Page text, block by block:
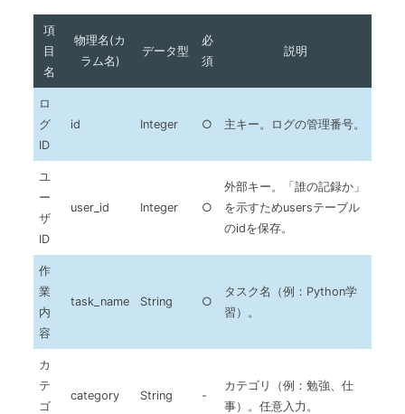
項
目
名
物理名(カ
ラム名)
データ型
必
須
説明
ロ
グ
ID
id Integer ○ 主キー。ログの管理番号。
ユ
ー
ザ
ID
user_id Integer ○
外部キー。「誰の記録か」
を示すためusersテーブル
のidを保存。
作
業
内
容
task_name String ○
タスク名（例：Python学
習）。
カ
テ
ゴ
category String -
カテゴリ（例：勉強、仕
事）。任意入力。